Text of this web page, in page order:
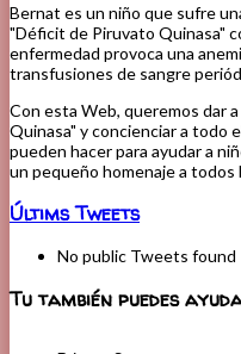
Bernat es un niño que sufre
"Déficit de Piruvato Quinasa"
enfermedad provoca una
transfusiones de sangre
Con esta Web, queremos dar
Quinasa" y concienciar a todo
pueden hacer para ayudar a
un pequeño homenaje a
Últims Tweets
No public Tweets found
Tu también puedes